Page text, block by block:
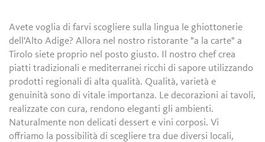
Avete voglia di farvi scogliere sulla lingua le ghiottonerie
dell'Alto Adige? Allora nel nostro ristorante "a la carte" a
Tirolo siete proprio nel posto giusto. Il nostro chef crea
piatti tradizionali e mediterranei ricchi di sapore utilizzando
prodotti regionali di alta qualità. Qualità, varietà e
genuinità sono di vitale importanza. Le decorazioni ai tavoli,
realizzate con cura, rendono eleganti gli ambienti.
Naturalmente non delicati dessert e vini corposi. Vi
offriamo la possibilità di scegliere tra due diversi locali,